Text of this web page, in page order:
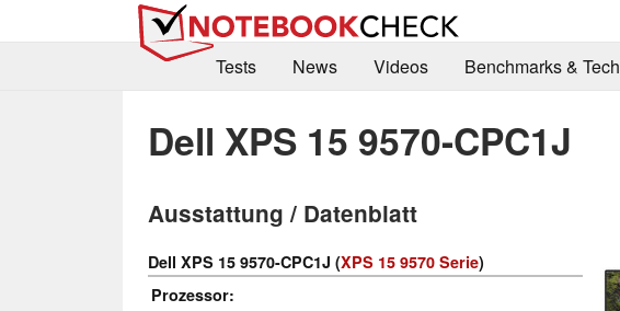
Tests
News Videos Benchmarks & Tech
Dell XPS 15 9570-CPC1J
Ausstattung / Datenblatt
Dell XPS 15 9570-CPC1J (XPS 15 9570 Serie)
Prozessor